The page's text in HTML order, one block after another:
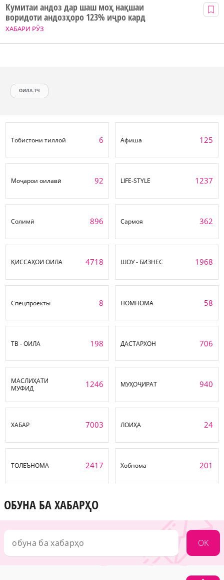
ХАБАРИ РӮЗ
Кумитаи андоз дар шаш моҳ нақшаи
воридоти андозҳоро 123% иҷро кард
ОИЛА.ТЧ
Тобистони тиллоӣ 6 Афиша 125
Моҷарои оилавӣ 92 LIFE-STYLE 1237
Солимӣ 896 Сармоя 362
ҚИССАҲОИ ОИЛА 4718 ШОУ - БИЗНЕС 1968
Спецпроекты 8 НОМНОМА 58
ТВ - ОИЛА 198 ДАСТАРХОН 706
МАСЛИҲАТИ
МУФИД
1246 МУҲОҶИРАТ 940
ХАБАР 7003 ЛОИҲА 24
ТОЛЕЪНОМА 2417 Хобнома 201
ОБУНА БА ХАБАРҲО
OK